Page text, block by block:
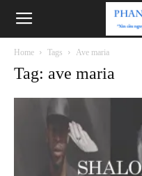
Phanxicô
Home Tags Ave maria
Tag: ave maria